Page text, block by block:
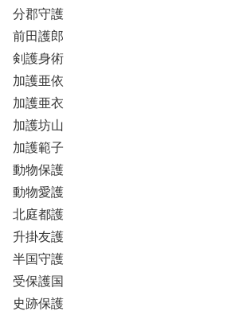
分郡守護
前田護郎
剣護身術
加護亜依
加護亜衣
加護坊山
加護範子
動物保護
動物愛護
北庭都護
升掛友護
半国守護
受保護国
史跡保護